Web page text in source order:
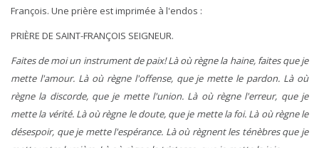
François. Une prière est imprimée à l'endos :
PRIÈRE DE SAINT-FRANÇOIS SEIGNEUR.
Faites de moi un instrument de paix! Là où règne la haine, faites que je
mette l'amour. Là où règne l'offense, que je mette le pardon. Là où
règne la discorde, que je mette l'union. Là où règne l'erreur, que je
mette la vérité. Là où règne le doute, que je mette la foi. Là où règne le
désespoir, que je mette l'espérance. Là où règnent les ténèbres que je